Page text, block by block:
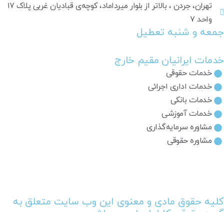
تهران، جردن ، بالاتر از بلوار میرداماد، کوچه‌ی قبادیان غربی پلاک ۱۷
واحد ۷
جمعه و شنبه تعطیل
خدمات ایرانیان مقیم خارج
خدمات حقوقی
خدمات اداری اجرائی
خدمات بانکی
خدمات آموزشی
مشاوره سرمایه‌گذاری
مشاوره حقوقی
کلیه حقوق مادی و معنوی این وب سایت متعلق به